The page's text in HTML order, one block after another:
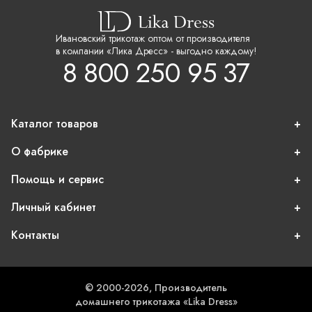
Ивановский трикотаж оптом от производителя
в компании «Лика Дресс» - выгодно каждому!
8 800 250 95 37
Каталог товаров
О фабрике
Помощь и сервис
Личный кабинет
Контакты
© 2000-2026, Производитель
домашнего трикотажа «Lika Dress»